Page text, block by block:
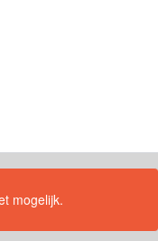
mogelijk.